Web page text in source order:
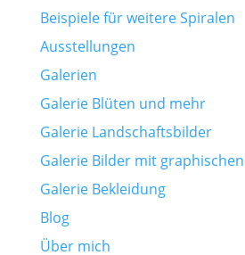
Beispiele für weitere Spiralen
Ausstellungen
Galerien
Galerie Blüten und mehr
Galerie Landschaftsbilder
Galerie Bilder mit
Galerie Bekleidung
Blog
Über mich